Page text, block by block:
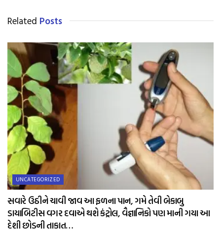
Related Posts
UNCATEGORIZED
સવારે ઉઠીને ચાવી જાવ આ ફળના પાન, ગમે તેવી બેકાબુ
ડાયાબિટીસ વગર દવાએ થશે કંટ્રોલ, વૈજ્ઞાનિકો પણ માની ગયા આ
દેશી છોડની તાકાત…